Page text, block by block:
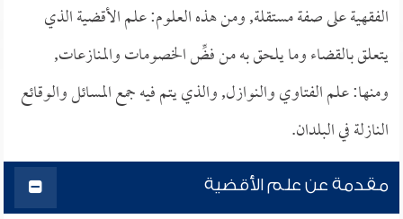
الفقهية على صفة مستقلة, ومن هذه العلوم: علم الأقضية الذي
يتعلق بالقضاء وما يلحق به من فضِّ الخصومات والمنازعات,
ومنها: علم الفتاوي والنوازل, والذي يتم فيه جمع المسائل والوقائع
النازلة في البلدان.
مقدمة عن علم الأقضية